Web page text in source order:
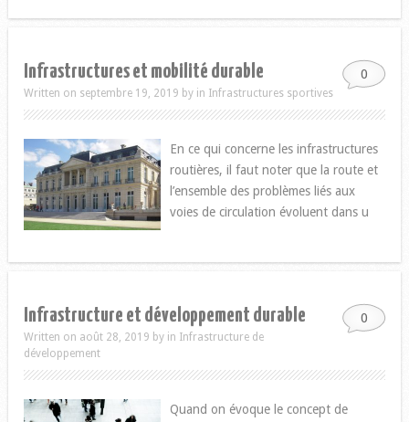
0
Infrastructures et mobilité durable
Written on septembre 19, 2019 by in Infrastructures sportives
En ce qui concerne les infrastructures
routières, il faut noter que la route et
l’ensemble des problèmes liés aux
voies de circulation évoluent dans u
0
Infrastructure et développement durable
Written on août 28, 2019 by in Infrastructure de
développement
Quand on évoque le concept de